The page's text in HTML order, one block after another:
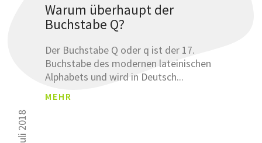
Warum überhaupt der
Buchstabe Q?
Der Buchstabe Q oder q ist der 17.
Buchstabe des modernen lateinischen
Alphabets und wird in Deutsch...
MEHR